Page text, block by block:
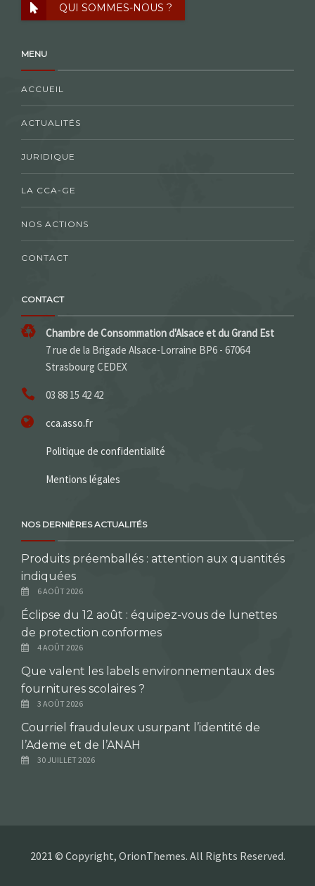
QUI SOMMES-NOUS ?
MENU
ACCUEIL
ACTUALITÉS
JURIDIQUE
LA CCA-GE
NOS ACTIONS
CONTACT
CONTACT
Chambre de Consommation d'Alsace et du Grand Est
7 rue de la Brigade Alsace-Lorraine BP6 - 67064
Strasbourg CEDEX
03 88 15 42 42
cca.asso.fr
Politique de confidentialité
Mentions légales
NOS DERNIÈRES ACTUALITÉS
Produits préemballés : attention aux quantités
indiquées
6 AOÛT 2026
Éclipse du 12 août : équipez-vous de lunettes
de protection conformes
4 AOÛT 2026
Que valent les labels environnementaux des
fournitures scolaires ?
3 AOÛT 2026
Courriel frauduleux usurpant l’identité de
l’Ademe et de l’ANAH
30 JUILLET 2026
2021 © Copyright, OrionThemes. All Rights Reserved.